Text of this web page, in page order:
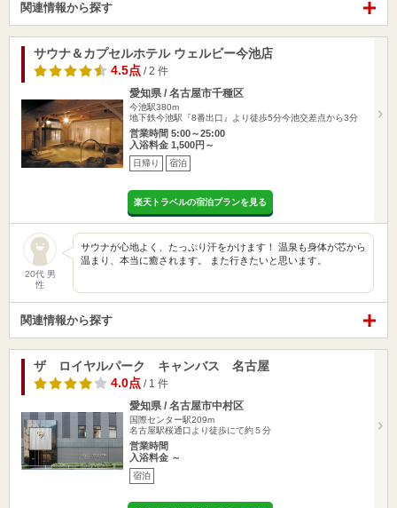
関連情報から探す
サウナ＆カプセルホテル ウェルビー今池店
4.5点 / 2 件
愛知県 / 名古屋市千種区
今池駅380m
地下鉄今池駅『8番出口』より徒歩5分今池交差点から3分
営業時間 5:00～25:00
入浴料金 1,500円～
日帰り 宿泊
楽天トラベルの宿泊プランを見る
20代 男
性
サウナが心地よく、たっぷり汗をかけます！ 温泉も身体が芯から
温まり、本当に癒されます。 また行きたいと思います。
関連情報から探す
ザ ロイヤルパーク キャンバス 名古屋
4.0点 / 1 件
愛知県 / 名古屋市中村区
国際センター駅209m
名古屋駅桜通口より徒歩にて約５分
営業時間
入浴料金 ～
宿泊